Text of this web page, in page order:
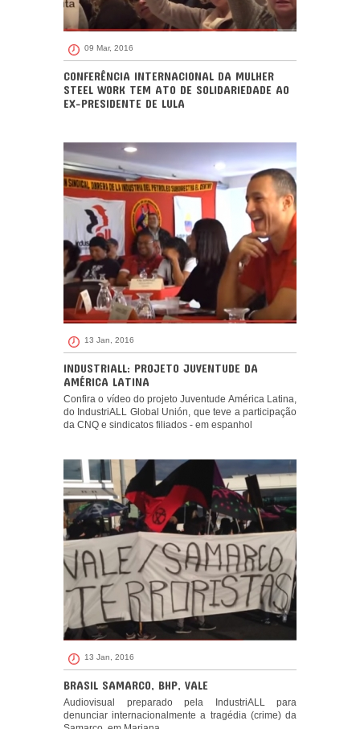
09 Mar, 2016
CONFERÊNCIA INTERNACIONAL DA MULHER
STEEL WORK TEM ATO DE SOLIDARIEDADE AO
EX-PRESIDENTE DE LULA
13 Jan, 2016
INDUSTRIALL: PROJETO JUVENTUDE DA
AMÉRICA LATINA
Confira o vídeo do projeto Juventude América Latina,
do IndustriALL Global Unión, que teve a participação
da CNQ e sindicatos filiados - em espanhol
13 Jan, 2016
BRASIL SAMARCO, BHP, VALE
Audiovisual preparado pela IndustriALL para
denunciar internacionalmente a tragédia (crime) da